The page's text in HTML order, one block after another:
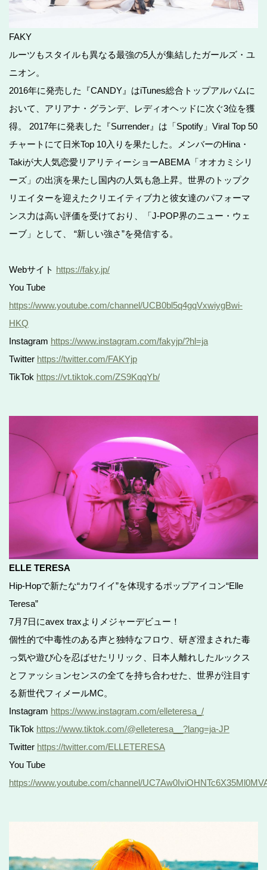
FAKY
ルーツもスタイルも異なる最強の5人が集結したガールズ・ユ
ニオン。
2016年に発売した『CANDY』はiTunes総合トップアルバムに
おいて、アリアナ・グランデ、レディオヘッドに次ぐ3位を獲
得。 2017年に発表した『Surrender』は「Spotify」Viral Top 50
チャートにて日米Top 10入りを果たした。メンバーのHina・
Takiが大人気恋愛リアリティーショーABEMA「オオカミシリ
ーズ」の出演を果たし国内の人気も急上昇。世界のトップク
リエイターを迎えたクリエイティブ力と彼女達のパフォーマ
ンス力は高い評価を受けており、「J-POP界のニュー・ウェ
ーブ」として、 “新しい強さ”を発信する。
Webサイト https://faky.jp/
You Tube
https://www.youtube.com/channel/UCB0bl5q4gqVxwiygBwi-
HKQ
Instagram https://www.instagram.com/fakyjp/?hl=ja
Twitter https://twitter.com/FAKYjp
TikTok https://vt.tiktok.com/ZS9KqqYb/
ELLE TERESA
Hip-Hopで新たな“カワイイ”を体現するポップアイコン“Elle
Teresa”
7月7日にavex traxよりメジャーデビュー！
個性的で中毒性のある声と独特なフロウ、研ぎ澄まされた毒
っ気や遊び心を忍ばせたリリック、日本人離れしたルックス
とファッションセンスの全てを持ち合わせた、世界が注目す
る新世代フィメールMC。
Instagram https://www.instagram.com/elleteresa_/
TikTok https://www.tiktok.com/@elleteresa__?lang=ja-JP
Twitter https://twitter.com/ELLETERESA
You Tube
https://www.youtube.com/channel/